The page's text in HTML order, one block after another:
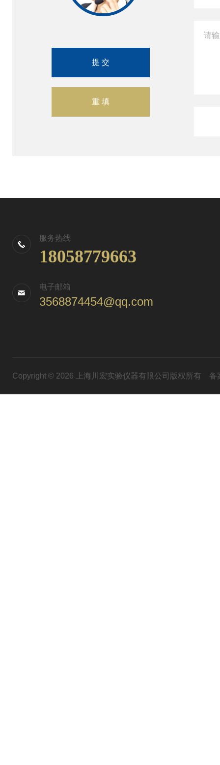
服务热线
18058779663
电子邮箱
3568874454@qq.com
Copyright © 2026 上海川宏实验仪器有限公司版权所有 备